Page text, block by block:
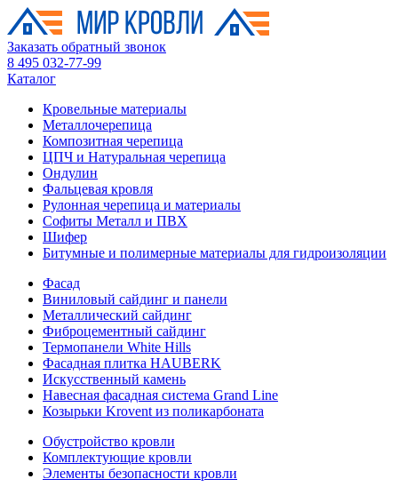
Заказать обратный звонок
8 495 032-77-99
Каталог
Кровельные материалы
Металлочерепица
Композитная черепица
ЦПЧ и Натуральная черепица
Ондулин
Фальцевая кровля
Рулонная черепица и материалы
Софиты Металл и ПВХ
Шифер
Битумные и полимерные материалы для гидроизоляции
Фасад
Виниловый сайдинг и панели
Металлический сайдинг
Фиброцементный сайдинг
Термопанели White Hills
Фасадная плитка HAUBERK
Искусственный камень
Навесная фасадная система Grand Line
Козырьки Krovent из поликарбоната
Обустройство кровли
Комплектующие кровли
Элементы безопасности кровли